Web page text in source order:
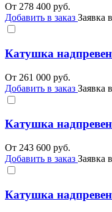
От 278 400 руб.
Добавить в заказ Заявка
Катушка
От 261 000 руб.
Добавить в заказ Заявка
Катушка
От 243 600 руб.
Добавить в заказ Заявка
Катушка